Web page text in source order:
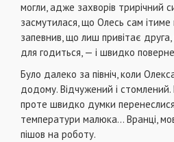
могли, адже захворів трирічний
засмутилася, що Олесь сам ітиме
запевнив, що лиш привітає
для годиться, — і швидко
Було далеко за північ, коли
додому. Відчужений і
проте швидко думки
температури малюка… Вранці,
пішов на роботу.